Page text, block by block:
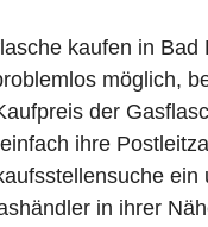
kaufen in Bad
möglich,
der
ihre
ein
in ihrer